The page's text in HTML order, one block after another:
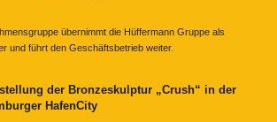
übernimmt die Hüffermann Gruppe als
und führt den Geschäftsbetrieb weiter.
der Bronzeskulptur „Crush“ in der
HafenCity